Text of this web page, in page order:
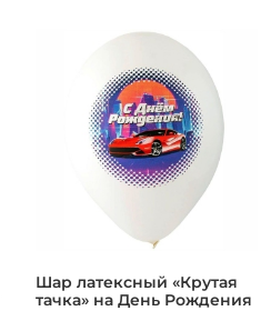
Шар латексный «Крутая
тачка» на День Рождения